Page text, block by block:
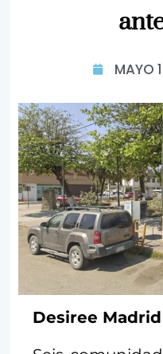
MAYO
Desiree Madrid